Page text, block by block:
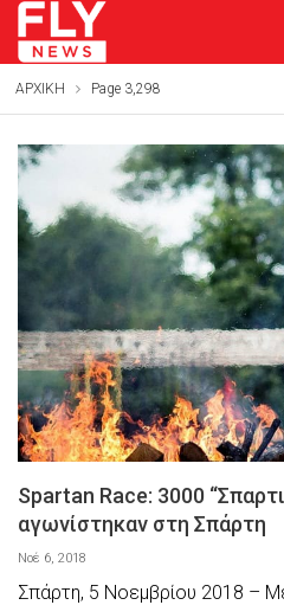
ΑΡΧΙΚΗ Page 3,298
Spartan Race: 3000
αγωνίστηκαν στη Σπάρτη
Νοέ 6, 2018
Σπάρτη, 5 Νοεμβρίου 2018 –